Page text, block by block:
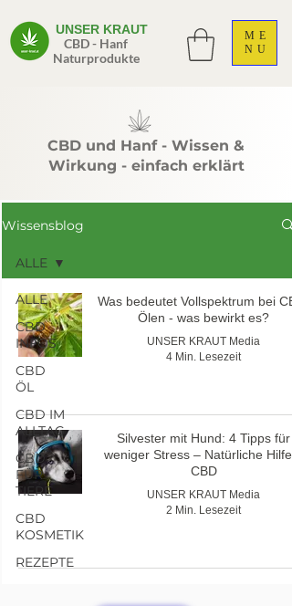
UNSER KRAUT
CBD - Hanf
Naturprodukte
ME
NU
CBD und Hanf - Wissen &
Wirkung - einfach erklärt
Wissensblog
ALLE
CBD
INFOS
CBD
ÖL
CBD IM
ALLTAG
CBD
FÜR
TIERE
CBD
KOSMETIK
REZEPTE
ALLE
Was bedeutet Vollspektrum bei
Ölen - was bewirkt es?
UNSER KRAUT Media
4 Min. Lesezeit
Silvester mit Hund: 4 Tipps für
weniger Stress – Natürliche Hilfe
CBD
UNSER KRAUT Media
2 Min. Lesezeit